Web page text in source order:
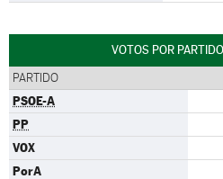
VOTOS POR
PARTIDO
PSOE-A
PP
VOX
PorA